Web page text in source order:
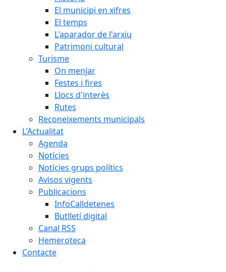
El municipi en xifres
El temps
L'aparador de l'arxiu
Patrimoni cultural
Turisme
On menjar
Festes i fires
Llocs d'interès
Rutes
Reconeixements municipals
L'Actualitat
Agenda
Notícies
Notícies grups polítics
Avisos vigents
Publicacions
InfoCalldetenes
Butlletí digital
Canal RSS
Hemeroteca
Contacte